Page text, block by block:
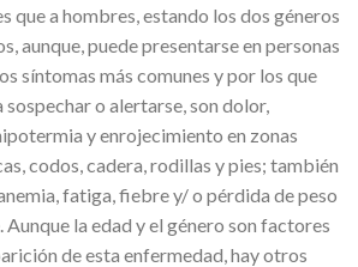
que a hombres, estando los dos géneros
aunque, puede presentarse en personas
síntomas más comunes y por los que
o alertarse, son dolor,
y enrojecimiento en zonas
codos, cadera, rodillas y pies; también
fatiga, fiebre y/ o pérdida de peso
la edad y el género son factores
de esta enfermedad, hay otros